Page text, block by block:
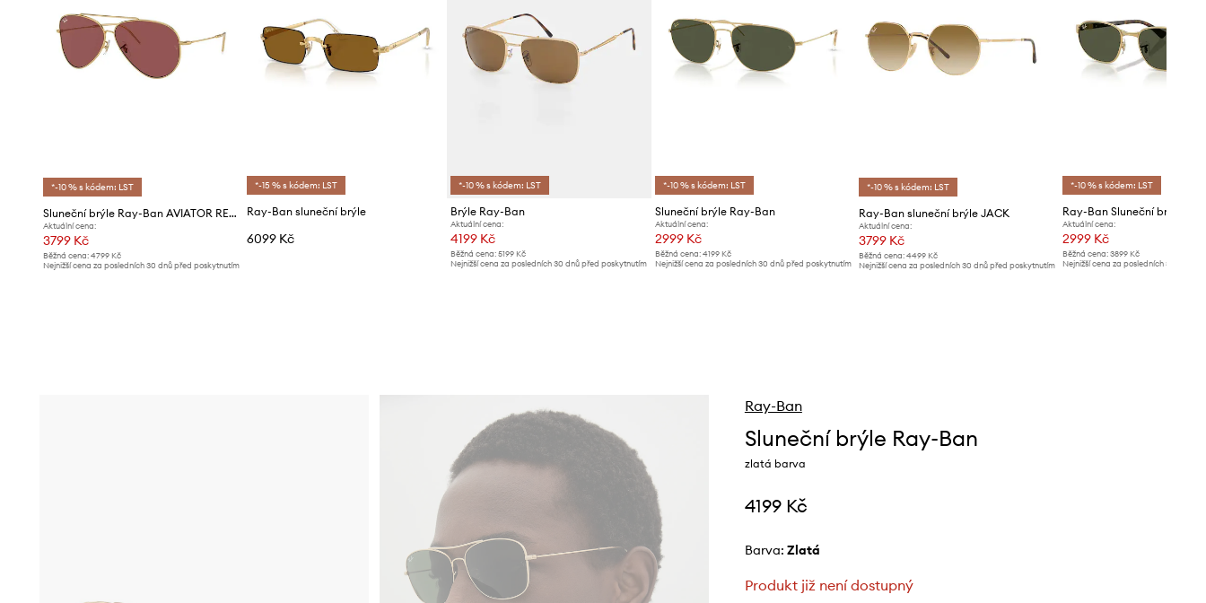
*-10 % s kódem: LST
Sluneční brýle Ray-Ban AVIATOR REVERSE
Aktuální cena:
3799 Kč
Běžná cena: 4799 Kč
Nejnižší cena za posledních 30 dnů před poskytnutím
*-15 % s kódem: LST
Ray-Ban sluneční brýle
6099 Kč
*-10 % s kódem: LST
Brýle Ray-Ban
Aktuální cena:
4199 Kč
Běžná cena: 5199 Kč
Nejnižší cena za posledních 30 dnů před poskytnutím
*-10 % s kódem: LST
Sluneční brýle Ray-Ban
Aktuální cena:
2999 Kč
Běžná cena: 4199 Kč
Nejnižší cena za posledních 30 dnů před poskytnutím
*-10 % s kódem: LST
Ray-Ban sluneční brýle JACK
Aktuální cena:
3799 Kč
Běžná cena:4499 Kč
Nejnižší cena za posledních 30 dnů před poskytnutím
*-10 % s kódem: LST
Ray-Ban Sluneční brýle
Aktuální cena:
2999 Kč
Běžná cena: 3899 Kč
Nejnižší cena za posledních 30 dnů
Ray-Ban
Sluneční brýle Ray-Ban
zlatá barva
4199 Kč
Barva: zlatá
Produkt již není dostupný